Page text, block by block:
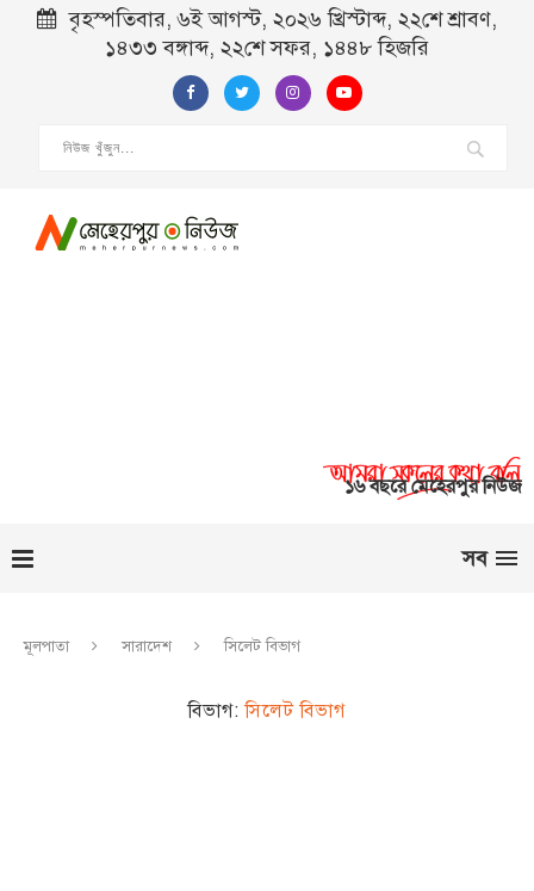
বৃহস্পতিবার, ৬ই আগস্ট, ২০২৬ খ্রিস্টাব্দ, ২২শে শ্রাবণ,
১৪৩৩ বঙ্গাব্দ, ২২শে সফর, ১৪৪৮ হিজরি
১৬ বছরে মেহেরপুর নিউজ
সব
মূলপাতা সারাদেশ সিলেট বিভাগ
বিভাগ: সিলেট বিভাগ